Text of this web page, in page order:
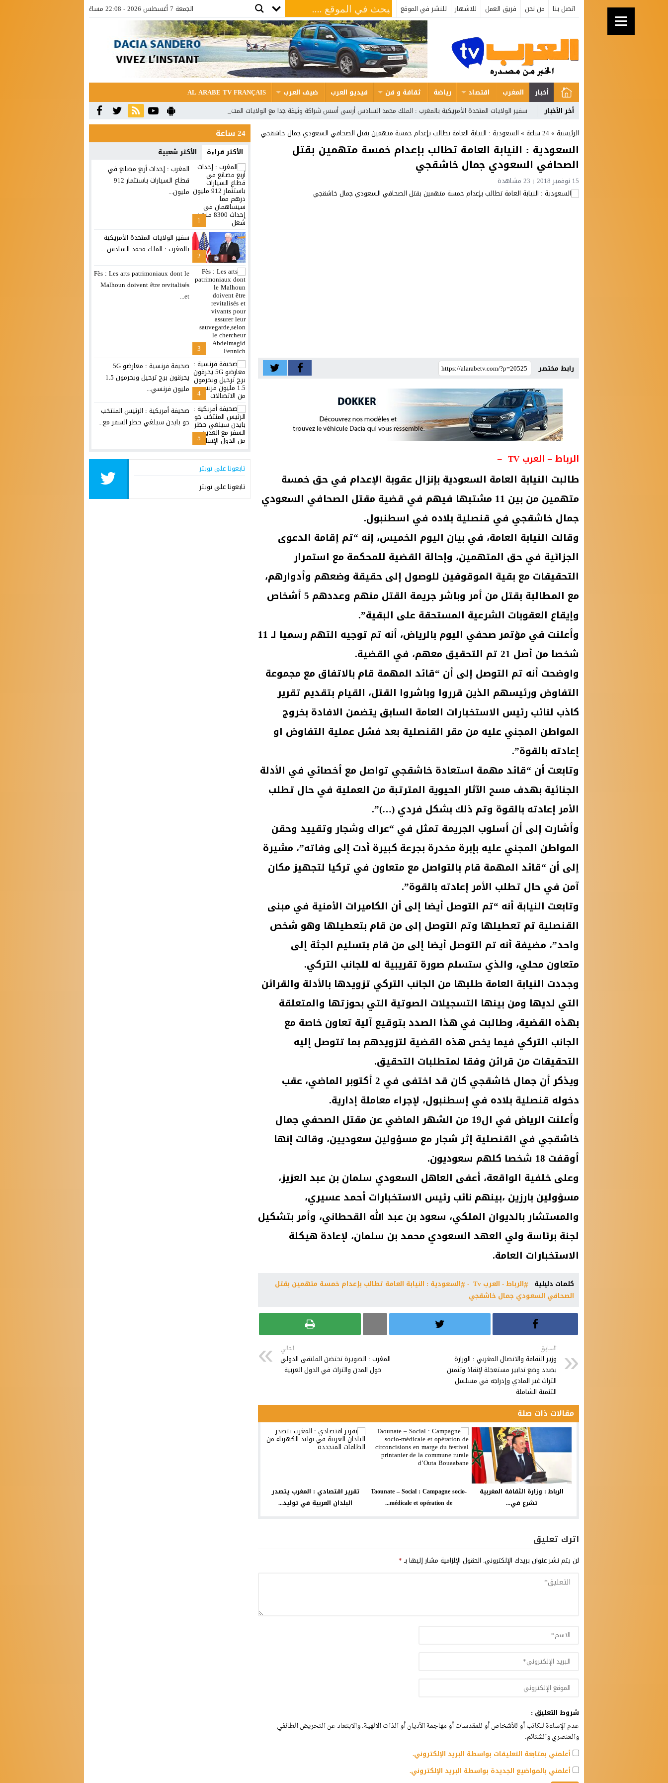
اتصل بنا من نحن فريق العمل للاشهار للنشر في الموقع الجمعة 7 أغسطس 2026 - 22:08 مساءً
أخبار المغرب اقتصاد رياضة ثقافة و فن فيديو العرب ضيف العرب
AL ARABE TV FRANÇAIS
أخر الأخبار
سفير الولايات المتحدة الأمريكية بالمغرب : الملك محمد السادس أرسى أسس شراكة وثيقة جدا مع الولايات المتحدة
الرئيسية »24 ساعة » السعودية : النيابة العامة تطالب بإعدام خمسة متهمين بقتل الصحافي السعودي جمال خاشقجي
السعودية : النيابة العامة تطالب بإعدام خمسة متهمين بقتل
الصحافي السعودي جمال خاشقجي
15 نوفمبر 2018 23 مشاهدة
رابط مختصر
الرباط – العرب TV –
طالبت النيابة العامة السعودية بإنزال عقوبة الإعدام في حق خمسة
متهمين من بين 11 مشتبها فيهم في قضية مقتل الصحافي السعودي
جمال خاشقجي في قنصلية بلاده في اسطنبول.
وقالت النيابة العامة، في بيان اليوم الخميس، إنه “تم إقامة الدعوى
الجزائية في حق المتهمين، وإحالة القضية للمحكمة مع استمرار
التحقيقات مع بقية الموقوفين للوصول إلى حقيقة وضعهم وأدوارهم،
مع المطالبة بقتل من أمر وباشر جريمة القتل منهم وعددهم 5 أشخاص
وإيقاع العقوبات الشرعية المستحقة على البقية”.
وأعلنت في مؤتمر صحفي اليوم بالرياض، أنه تم توجيه التهم رسميا لـ 11
شخصا من أصل 21 تم التحقيق معهم، في القضية.
واوضحت أنه تم التوصل إلى أن “قائد المهمة قام بالاتفاق مع مجموعة
التفاوض ورئيسهم الذين قرروا وباشروا القتل، القيام بتقديم تقرير
كاذب لنائب رئيس الاستخبارات العامة السابق يتضمن الافادة بخروج
المواطن المجني عليه من مقر القنصلية بعد فشل عملية التفاوض او
إعادته بالقوة”.
وتابعت أن “قائد مهمة استعادة خاشقجي تواصل مع أخصائي في الأدلة
الجنائية بهدف مسح الآثار الحيوية المترتبة من العملية في حال تطلب
الأمر إعادته بالقوة وتم ذلك بشكل فردي (…)”.
وأشارت إلى أن أسلوب الجريمة تمثل في “عراك وشجار وتقييد وحقن
المواطن المجني عليه بإبرة مخدرة بجرعة كبيرة أدت إلى وفاته”، مشيرة
إلى أن “قائد المهمة قام بالتواصل مع متعاون في تركيا لتجهيز مكان
آمن في حال تطلب الأمر إعادته بالقوة”.
وتابعت النيابة أنه “تم التوصل أيضا إلى أن الكاميرات الأمنية في مبنى
القنصلية تم تعطيلها وتم التوصل إلى من قام بتعطيلها وهو شخص
واحد”، مضيفة أنه تم التوصل أيضا إلى من قام بتسليم الجثة إلى
متعاون محلي، والذي ستسلم صورة تقريبية له للجانب التركي.
وجددت النيابة العامة طلبها من الجانب التركي تزويدها بالأدلة والقرائن
التي لديها ومن بينها التسجيلات الصوتية التي بحوزتها والمتعلقة
بهذه القضية، وطالبت في هذا الصدد بتوقيع آلية تعاون خاصة مع
الجانب التركي فيما يخص هذه القضية لتزويدهم بما تتوصل إليه
التحقيقات من قرائن وفقا لمتطلبات التحقيق.
ويذكر أن جمال خاشقجي كان قد اختفى في 2 أكتوبر الماضي، عقب
دخوله قنصلية بلاده في إسطنبول، لإجراء معاملة إدارية.
وأعلنت الرياض في ال19 من الشهر الماضي عن مقتل الصحفي جمال
خاشقجي في القنصلية إثر شجار مع مسؤولين سعوديين، وقالت إنها
أوقفت 18 شخصا كلهم سعوديون.
وعلى خلفية الواقعة، أعفى العاهل السعودي سلمان بن عبد العزيز،
مسؤولين بارزين ،بينهم نائب رئيس الاستخبارات أحمد عسيري،
والمستشار بالديوان الملكي، سعود بن عبد الله القحطاني، وأمر بتشكيل
لجنة برئاسة ولي العهد السعودي محمد بن سلمان، لإعادة هيكلة
الاستخبارات العامة.
كلمات دليلية الرباط - العرب Tv -
السعودية : النيابة العامة تطالب بإعدام خمسة متهمين بقتل
الصحافي السعودي جمال خاشقجي
السابق
وزير الثقافة والاتصال المغربي : الوزارة
بصدد وضع تدابير مستعجلة لإنقاذ وتثمين
التراث غير المادي وإدراجه في مسلسل
التنمية الشاملة
التالي
المغرب : الصويرة تحتضن الملتقى الدولي
حول المدن والتراث في الدول العربية
مقالات ذات صلة
الرباط : وزارة الثقافة المغربية
تشرع في...
Taounate – Social : Campagne socio-
médicale et opération de...
تقرير اقتصادي : المغرب يتصدر
البلدان العربية في توليد...
اترك تعليق
لن يتم نشر عنوان بريدك الإلكتروني. الحقول الإلزامية مشار إليها بـ*
شروط التعليق :
عدم الإساءة للكاتب أو للأشخاص أو للمقدسات أو مهاجمة الأديان أو الذات الالهية. والابتعاد عن التحريض الطائفي
والعنصري والشتائم.
أعلمني بمتابعة التعليقات بواسطة البريد الإلكتروني.
أعلمني بالمواضيع الجديدة بواسطة البريد الإلكتروني.
24 ساعة
الأكثر قراءة الأكثر شعبية
1
المغرب : إحداث أربع مصانع في
قطاع السيارات باستثمار 912
مليون...
2
سفير الولايات المتحدة الأمريكية
بالمغرب : الملك محمد السادس ...
3
Fès : Les arts patrimoniaux dont le
Malhoun doivent être revitalisés
et...
4
صحيفة فرنسية : معارضو 5G
يحرقون برج ترحيل ويحرمون 1.5
مليون فرنسي...
5
صحيفة أمريكية : الرئيس المنتخب
جو بايدن سيلغي حظر السفر مع...
تابعونا على تويتر
تابعونا على تويتر